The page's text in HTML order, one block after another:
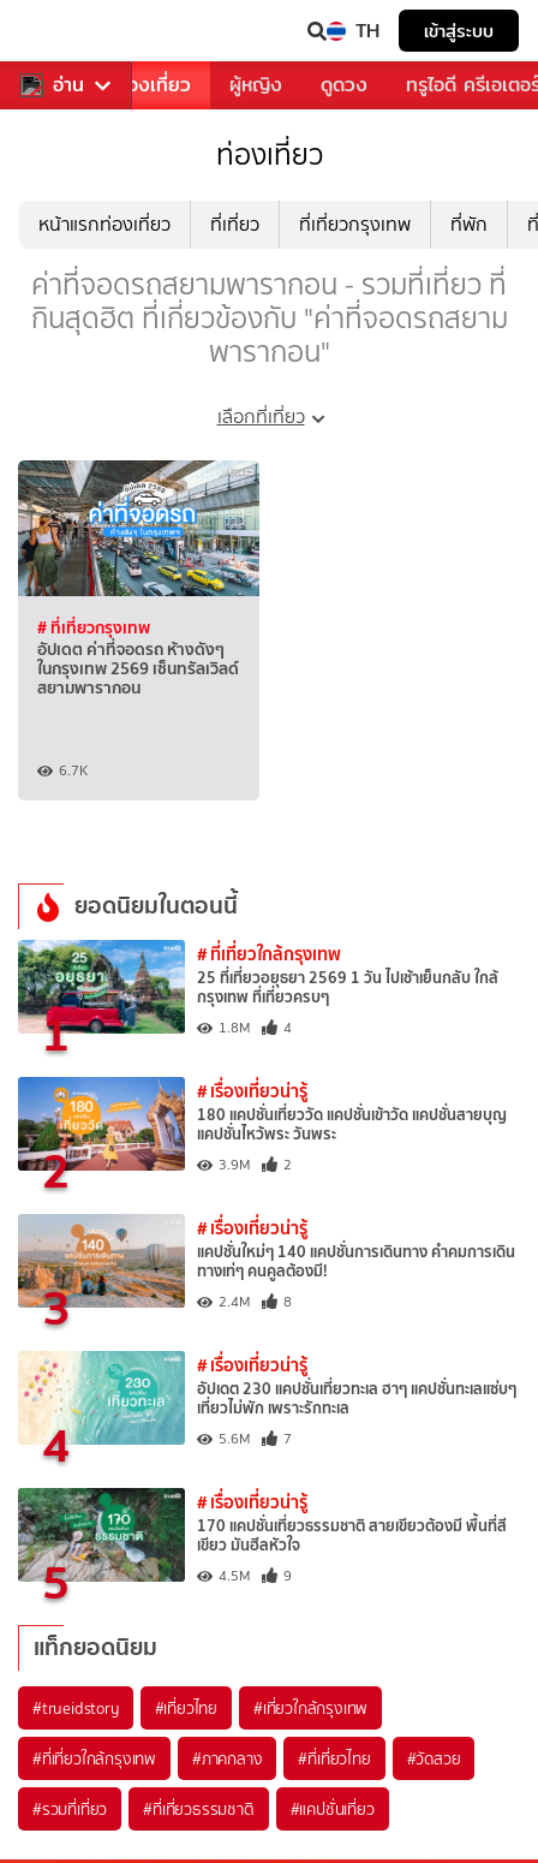
TH เข้าสู่ระบบ
อ่าน
อาหาร ท่องเที่ยว ผู้หญิง ดูดวง ทรูไอดี ครีเอเตอ
ท่องเที่ยว
หน้าแรกท่องเที่ยว ที่เที่ยว ที่เที่ยวกรุงเทพ ที่พัก
ค่าที่จอดรถสยามพารากอน - รวมที่เที่ยว ที่
กินสุดฮิต ที่เกี่ยวข้องกับ "ค่าที่จอดรถสยาม
พารากอน"
เลือกที่เที่ยว
# ที่เที่ยวกรุงเทพ
อัปเดต ค่าที่จอดรถ ห้างดังๆ
ในกรุงเทพ 2569 เซ็นทรัลเวิลด์
สยามพารากอน
6.7K
ยอดนิยมในตอนนี้
1
# ที่เที่ยวใกล้กรุงเทพ
25 ที่เที่ยวอยุธยา 2569 1 วัน ไปเช้าเย็นกลับ ใกล้
กรุงเทพ ที่เที่ยวครบๆ
1.8M 4
2
# เรื่องเที่ยวน่ารู้
180 แคปชั่นเที่ยววัด แคปชั่นเข้าวัด แคปชั่นสายบุญ
แคปชั่นไหว้พระ วันพระ
3.9M 2
3
# เรื่องเที่ยวน่ารู้
แคปชั่นใหม่ๆ 140 แคปชั่นการเดินทาง คำคมการเดิน
ทางเท่ๆ คนคูลต้องมี!
2.4M 8
4
# เรื่องเที่ยวน่ารู้
อัปเดต 230 แคปชั่นเที่ยวทะเล ฮาๆ แคปชั่นทะเลแซ่บๆ
เที่ยวไม่พัก เพราะรักทะเล
5.6M 7
5
# เรื่องเที่ยวน่ารู้
170 แคปชั่นเที่ยวธรรมชาติ สายเขียวต้องมี พื้นที่สี
เขียว มันฮีลหัวใจ
4.5M 9
แท็กยอดนิยม
#trueidstory #เที่ยวไทย #เที่ยวใกล้กรุงเทพ
#ที่เที่ยวใกล้กรุงเทพ #ภาคกลาง #ที่เที่ยวไทย #วัดสวย
#รวมที่เที่ยว #ที่เที่ยวธรรมชาติ #แคปชั่นเที่ยว